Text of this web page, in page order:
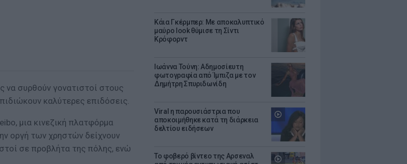
Κάια Γκέρμπερ: Με αποκαλυπτικό
μαύρο look θύμισε τη Σίντι
Κρόφορντ
Ιωάννα Τούνη: Αδημοσίευτη
φωτογραφία από Ίμπιζα με τον
Δημήτρη Σπυριδωνίδη
Viral η παρουσιάστρια που
αποκοιμήθηκε κατά τη διάρκεια
δελτίου ειδήσεων
Το φοβερό βίντεο της Αρσεναλ
να συρθούν γονατιστοί στους
καλύτερες επιδόσεις.
μια κινεζική πλατφόρμα
οργή των χρηστών δείχνουν
σε προβλήτα της πόλης, ενώ